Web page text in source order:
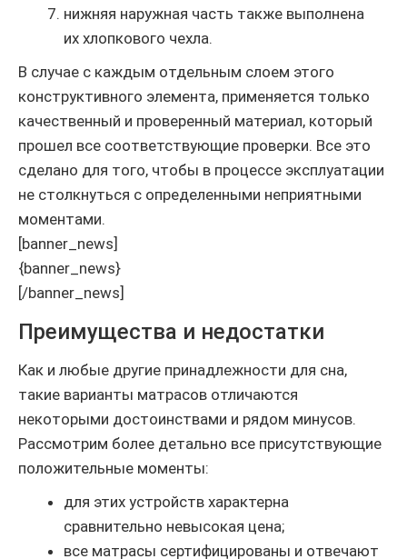
нижняя наружная часть также выполнена
их хлопкового чехла.
В случае с каждым отдельным слоем этого
конструктивного элемента, применяется только
качественный и проверенный материал, который
прошел все соответствующие проверки. Все это
сделано для того, чтобы в процессе эксплуатации
не столкнуться с определенными неприятными
моментами.
[banner_news]
{banner_news}
[/banner_news]
Преимущества и недостатки
Как и любые другие принадлежности для сна,
такие варианты матрасов отличаются
некоторыми достоинствами и рядом минусов.
Рассмотрим более детально все присутствующие
положительные моменты:
для этих устройств характерна
сравнительно невысокая цена;
все матрасы сертифицированы и отвечают